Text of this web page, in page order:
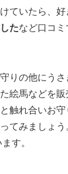
ていたら、好
たなど口コミ
りの他にう
絵馬などを
触れ合いお守
てみましょ
す。